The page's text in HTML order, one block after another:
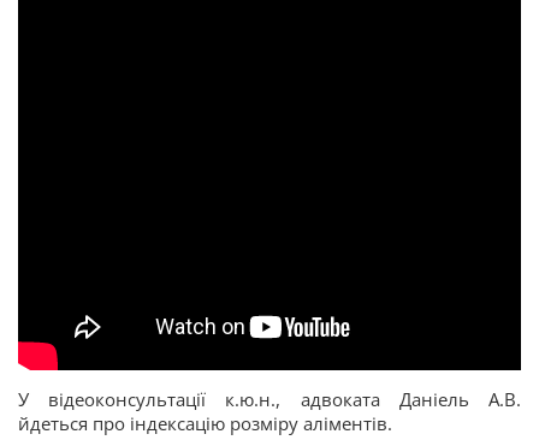
У відеоконсультації к.ю.н., адвоката Даніель А.В.
йдеться про індексацію розміру аліментів.